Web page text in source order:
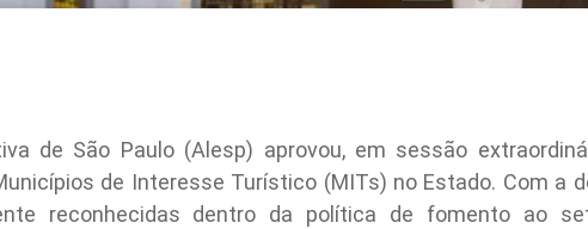
de São Paulo (Alesp) aprovou, em sessão
de Interesse Turístico (MITs) no Estado. Com a
reconhecidas dentro da política de fomento ao